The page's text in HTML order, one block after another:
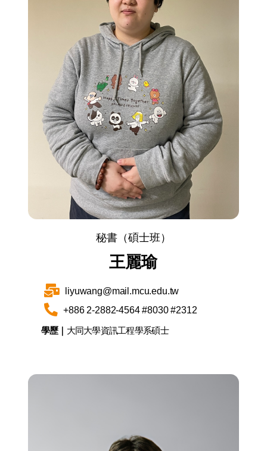
秘書（碩士班）
王麗瑜
liyuwang@mail.mcu.edu.tw
+886 2-2882-4564 #8030 #2312
學歷｜ 大同大學資訊工程學系碩士